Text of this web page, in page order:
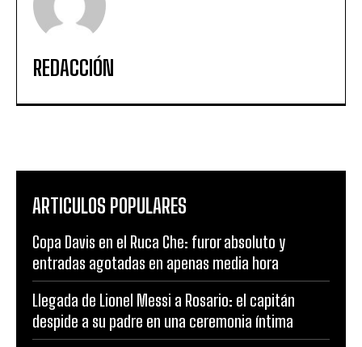
REDACCIÓN
ARTICULOS POPULARES
Copa Davis en el Ruca Che: furor absoluto y
entradas agotadas en apenas media hora
Llegada de Lionel Messi a Rosario: el capitán
despide a su padre en una ceremonia íntima